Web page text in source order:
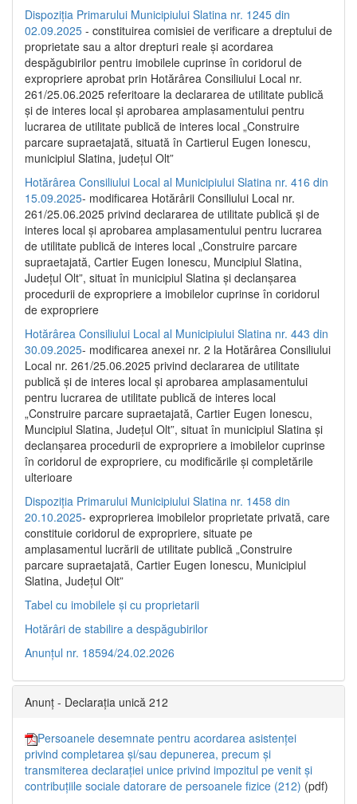
Dispoziția Primarului Municipiului Slatina nr. 1245 din
02.09.2025 - constituirea comisiei de verificare a dreptului de
proprietate sau a altor drepturi reale și acordarea
despăgubirilor pentru imobilele cuprinse în coridorul de
expropriere aprobat prin Hotărârea Consiliului Local nr.
261/25.06.2025 referitoare la declararea de utilitate publică
și de interes local și aprobarea amplasamentului pentru
lucrarea de utilitate publică de interes local „Construire
parcare supraetajată, situată în Cartierul Eugen Ionescu,
municipiul Slatina, județul Olt”
Hotărârea Consiliului Local al Municipiului Slatina nr. 416 din
15.09.2025- modificarea Hotărârii Consiliului Local nr.
261/25.06.2025 privind declararea de utilitate publică și de
interes local și aprobarea amplasamentului pentru lucrarea
de utilitate publică de interes local „Construire parcare
supraetajată, Cartier Eugen Ionescu, Muncipiul Slatina,
Județul Olt”, situat în municipiul Slatina și declanșarea
procedurii de expropriere a imobilelor cuprinse în coridorul
de expropriere
Hotărârea Consiliului Local al Municipiului Slatina nr. 443 din
30.09.2025- modificarea anexei nr. 2 la Hotărârea Consiliului
Local nr. 261/25.06.2025 privind declararea de utilitate
publică şi de interes local şi aprobarea amplasamentului
pentru lucrarea de utilitate publică de interes local
„Construire parcare supraetajată, Cartier Eugen Ionescu,
Muncipiul Slatina, Judeţul Olt”, situat în municipiul Slatina şi
declanşarea procedurii de expropriere a imobilelor cuprinse
în coridorul de expropriere, cu modificările şi completările
ulterioare
Dispoziția Primarului Municipiului Slatina nr. 1458 din
20.10.2025- exproprierea imobilelor proprietate privată, care
constituie coridorul de expropriere, situate pe
amplasamentul lucrării de utilitate publică „Construire
parcare supraetajată, Cartier Eugen Ionescu, Municipiul
Slatina, Județul Olt”
Tabel cu imobilele și cu proprietarii
Hotărâri de stabilire a despăgubirilor
Anunțul nr. 18594/24.02.2026
Anunț - Declarația unică 212
Persoanele desemnate pentru acordarea asistenței
privind completarea și/sau depunerea, precum și
transmiterea declarației unice privind impozitul pe venit și
contribuțiile sociale datorare de persoanele fizice (212) (pdf)